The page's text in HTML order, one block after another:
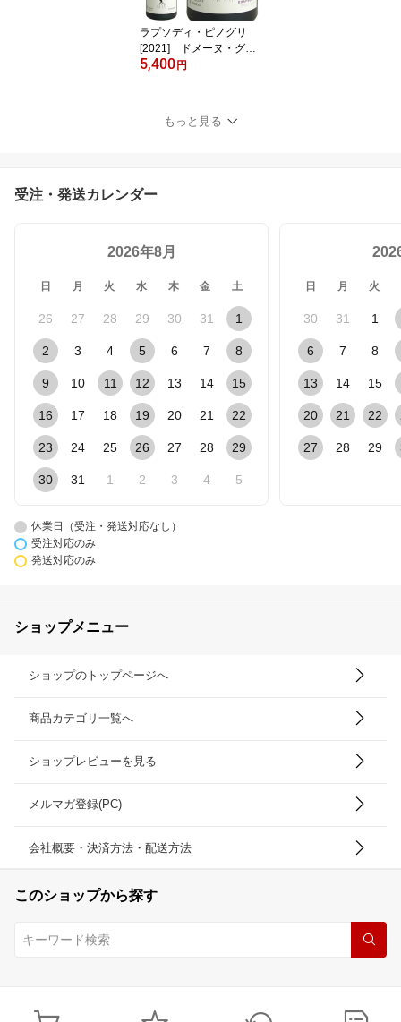
ラプソディ・ピノグリ
[2021] ドメーヌ・グロ
ス
5,400 円
もっと見る
受注・発送カレンダー
2026年8月
日 月 火 水 木 金 土
26 27 28 29 30 31 1
2 3 4 5 6 7 8
9 10 11 12 13 14 15
16 17 18 19 20 21 22
23 24 25 26 27 28 29
30 31 1 2 3 4 5
日 月 火
30 31 1
6 7 8
13 14 15
20 21 22
27 28 29
休業日（受注・発送対応なし）
受注対応のみ
発送対応のみ
ショップメニュー
ショップのトップページへ
商品カテゴリ一覧へ
ショップレビューを見る
メルマガ登録(PC)
会社概要・決済方法・配送方法
このショップから探す